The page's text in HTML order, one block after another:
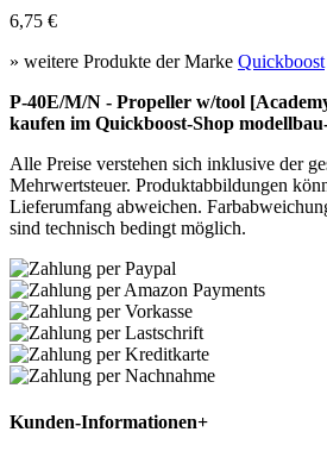
6,75 €
» weitere Produkte der Marke Quickboost
P-40E/M/N - Propeller w/tool
kaufen im Quickboost-Shop
Alle Preise verstehen sich inklusive der
Mehrwertsteuer. Produktabbildungen
Lieferumfang abweichen.
sind technisch bedingt möglich.
Kunden-Informationen+